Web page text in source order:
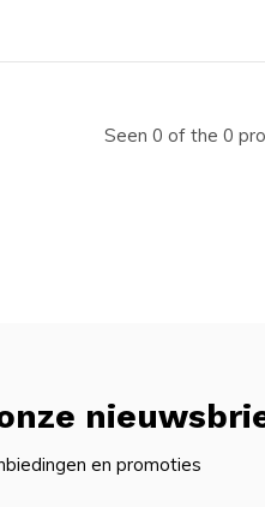
Seen 0 of the 0
en promoties